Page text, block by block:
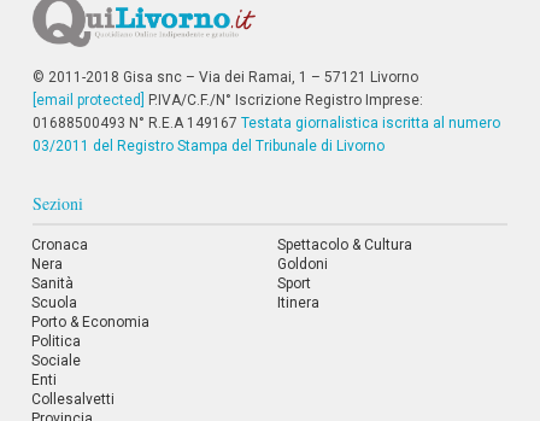
© 2011-2018 Gisa snc – Via dei Ramai, 1 – 57121 Livorno
[email protected]
P.IVA/C.F./N° Iscrizione Registro Imprese:
01688500493 N° R.E.A 149167 Testata giornalistica iscritta al numero
03/2011 del Registro Stampa del Tribunale di Livorno
Sezioni
Cronaca
Nera
Sanità
Scuola
Porto & Economia
Politica
Sociale
Enti
Collesalvetti
Spettacolo & Cultura
Goldoni
Sport
Itinera